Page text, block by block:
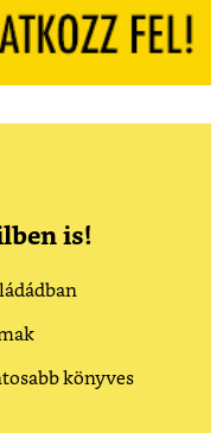
is!
könyves